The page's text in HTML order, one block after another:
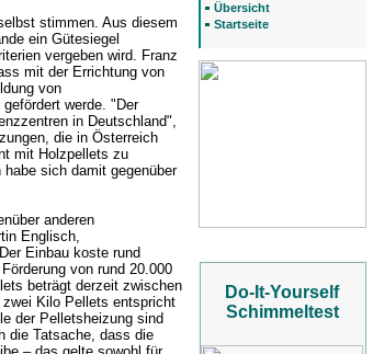
stimmen. Aus diesem
ein Gütesiegel
vergeben wird. Franz
mit der Errichtung von
von
werde. "Der
in Deutschland",
die in Österreich
mit Holzpellets zu
sich damit gegenüber
anderen
Englisch,
Einbau koste rund
von rund 20.000
beträgt derzeit zwischen
Kilo Pellets entspricht
der Pelletsheizung sind
die Tatsache, dass die
Übersicht
Startseite
Do-It-Yourself
Schimmeltest